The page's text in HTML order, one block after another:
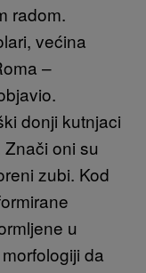
radom.
većina
–
donji kutnjaci
oni su
zubi. Kod
u
da